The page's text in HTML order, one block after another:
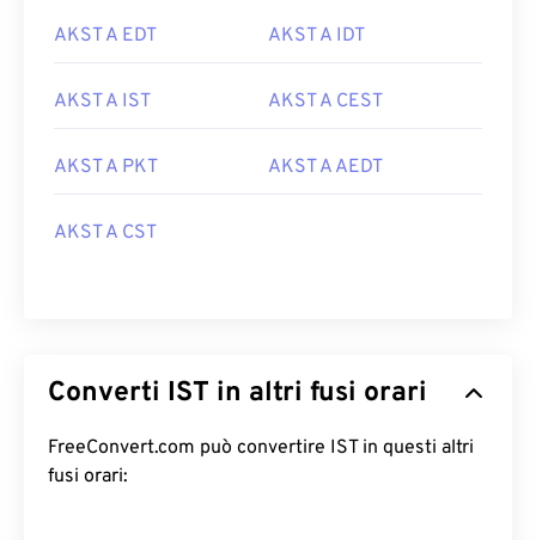
AKST A EDT AKST A IDT
AKST A IST AKST A CEST
AKST A PKT AKST A AEDT
AKST A CST
Converti IST in altri fusi orari
FreeConvert.com può convertire IST in questi altri
fusi orari: